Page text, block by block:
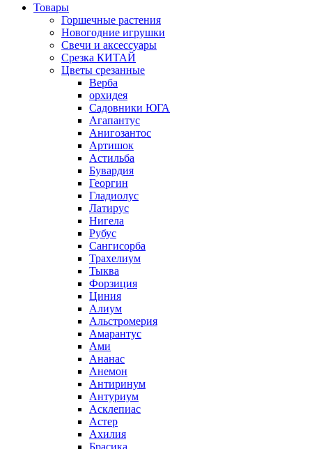
Товары
Горшечные растения
Новогодние игрушки
Свечи и аксессуары
Срезка КИТАЙ
Цветы срезанные
Верба
орхидея
Садовники ЮГА
Агапантус
Анигозантос
Артишок
Астильба
Бувардия
Георгин
Гладиолус
Латирус
Нигела
Рубус
Сангисорба
Трахелиум
Тыква
Форзиция
Циния
Алиум
Альстромерия
Амарантус
Ами
Ананас
Анемон
Антиринум
Антуриум
Асклепиас
Астер
Ахилия
Брасика